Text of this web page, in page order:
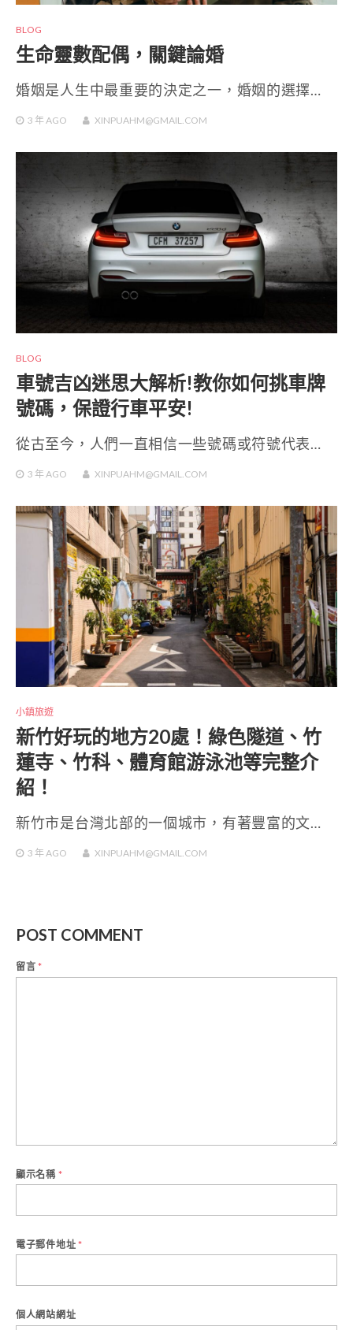
BLOG
生命靈數配偶，關鍵論婚
婚姻是人生中最重要的決定之一，婚姻的選擇…
3 年AGO XINPUAHM@GMAIL.COM
BLOG
車號吉凶迷思大解析!教你如何挑車牌
號碼，保證行車平安!
從古至今，人們一直相信一些號碼或符號代表…
3 年AGO XINPUAHM@GMAIL.COM
小鎮旅遊
新竹好玩的地方20處！綠色隧道、竹
蓮寺、竹科、體育館游泳池等完整介
紹！
新竹市是台灣北部的一個城市，有著豐富的文…
3 年AGO XINPUAHM@GMAIL.COM
POST COMMENT
留言*
顯示名稱 *
電子郵件地址 *
個人網站網址